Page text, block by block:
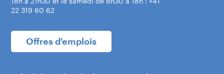
22 319 60 62
Offres d'emplois